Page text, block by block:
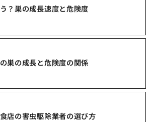
？巣の成長速度と危険度
巣の成長と危険度の関係
店の害虫駆除業者の選び方